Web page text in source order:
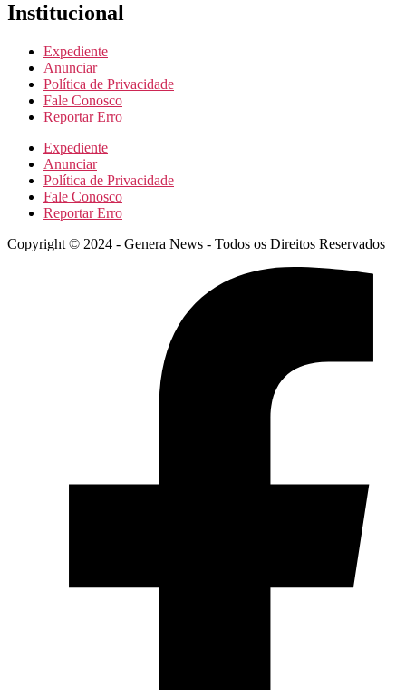
Institucional
Expediente
Anunciar
Política de Privacidade
Fale Conosco
Reportar Erro
Expediente
Anunciar
Política de Privacidade
Fale Conosco
Reportar Erro
Copyright © 2024 - Genera News - Todos os Direitos Reservados